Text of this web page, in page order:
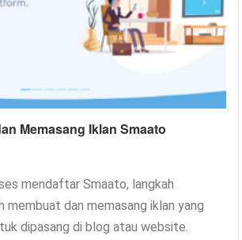
Memasang Iklan Smaato
mendaftar Smaato, langkah
membuat dan memasang iklan yang
dipasang di blog atau website.